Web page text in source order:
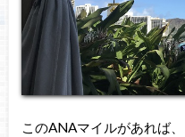
このANAマイルがあれば、